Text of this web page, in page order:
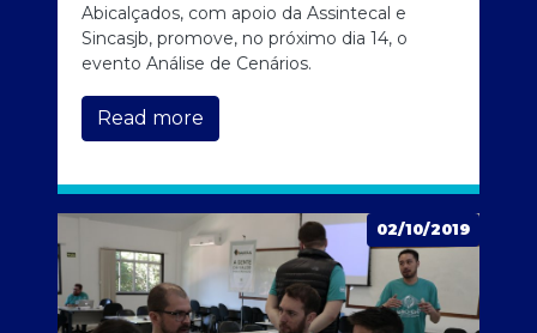
Abicalçados, com apoio da Assintecal e
Sincasjb, promove, no próximo dia 14, o
evento Análise de Cenários.
Read more
02/10/2019